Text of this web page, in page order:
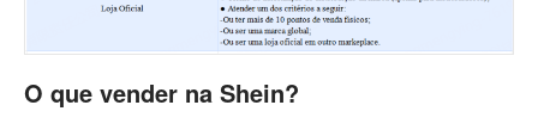
O que vender na Shein?